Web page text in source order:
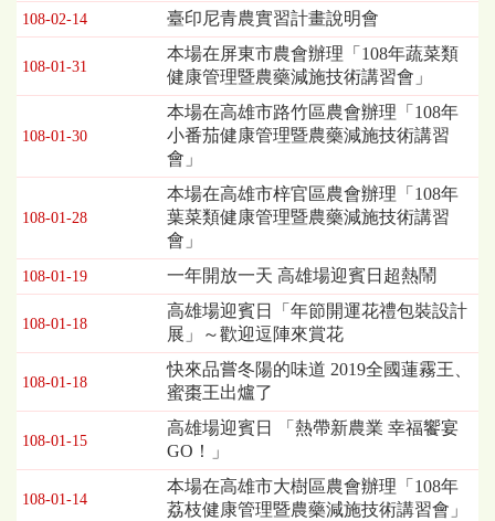
表，
欄
位
為：
布
期、
題
108-02-14 臺印尼青農實習計畫說明會
108-01-31
本場在屏東市農會辦理「108年蔬菜類
健康管理暨農藥減施技術講習會」
108-01-30
本場在高雄市路竹區農會辦理「108年
小番茄健康管理暨農藥減施技術講習
會」
108-01-28
本場在高雄市梓官區農會辦理「108年
葉菜類健康管理暨農藥減施技術講習
會」
108-01-19 一年開放一天 高雄場迎賓日超熱鬧
108-01-18
高雄場迎賓日「年節開運花禮包裝設計
展」～歡迎逗陣來賞花
108-01-18
快來品嘗冬陽的味道 2019全國蓮霧王、
蜜棗王出爐了
108-01-15
高雄場迎賓日 「熱帶新農業 幸福饗宴
GO！」
108-01-14
本場在高雄市大樹區農會辦理「108年
荔枝健康管理暨農藥減施技術講習會」